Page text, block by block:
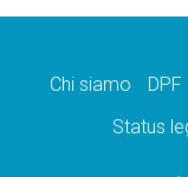
Chi siamo DPF
Status